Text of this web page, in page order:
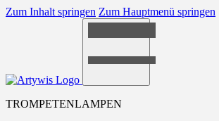
Zum Inhalt springen Zum Hauptmenü springen
TROMPETENLAMPEN